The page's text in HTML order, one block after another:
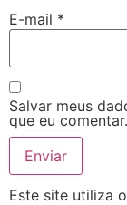
E-mail *
Salvar meus
que eu comentar.
Este site utiliza